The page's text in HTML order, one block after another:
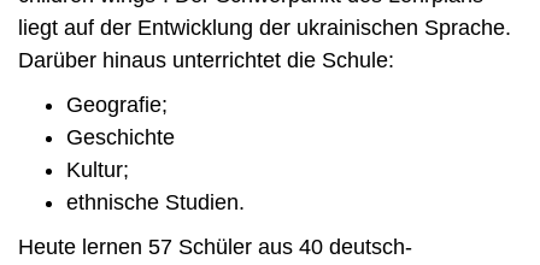
liegt auf der Entwicklung der ukrainischen Sprache.
Darüber hinaus unterrichtet die Schule:
Geografie;
Geschichte
Kultur;
ethnische Studien.
Heute lernen 57 Schüler aus 40 deutsch-